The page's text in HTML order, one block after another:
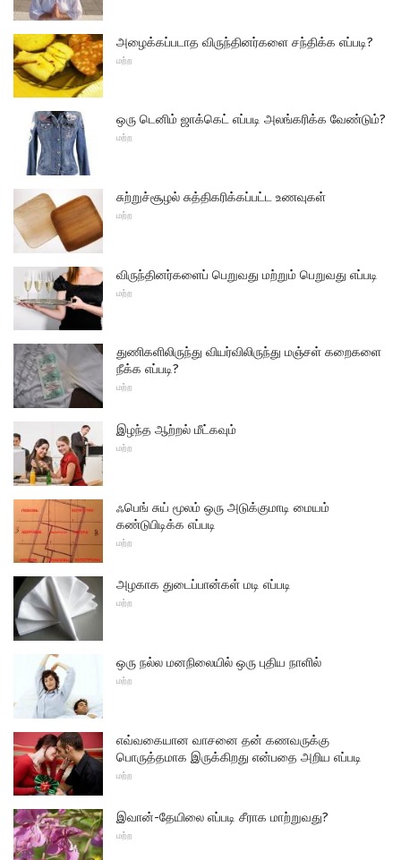
அழைக்கப்படாத விருந்தினர்களை சந்திக்க எப்படி?
மற்ற
ஒரு டெனிம் ஜாக்கெட் எப்படி அலங்கரிக்க வேண்டும்?
மற்ற
சுற்றுச்சூழல் சுத்திகரிக்கப்பட்ட உணவுகள்
மற்ற
விருந்தினர்களைப் பெறுவது மற்றும் பெறுவது எப்படி
மற்ற
துணிகளிலிருந்து வியர்விலிருந்து மஞ்சள் கறைகளை
நீக்க எப்படி?
மற்ற
இழந்த ஆற்றல் மீட்கவும்
மற்ற
ஃபெங் சுய் மூலம் ஒரு அடுக்குமாடி மையம்
கண்டுபிடிக்க எப்படி
மற்ற
அழகாக துடைப்பான்கள் மடி எப்படி
மற்ற
ஒரு நல்ல மனநிலையில் ஒரு புதிய நாளில்
மற்ற
எவ்வகையான வாசனை தன் கணவருக்கு
பொருத்தமாக இருக்கிறது என்பதை அறிய எப்படி
மற்ற
இவான்-தேயிலை எப்படி சீராக மாற்றுவது?
மற்ற